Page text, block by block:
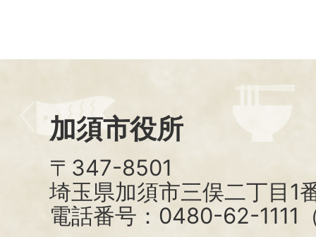
加須市役所
〒347-8501
埼玉県加須市三俣二丁目1
電話番号：0480-62-1111